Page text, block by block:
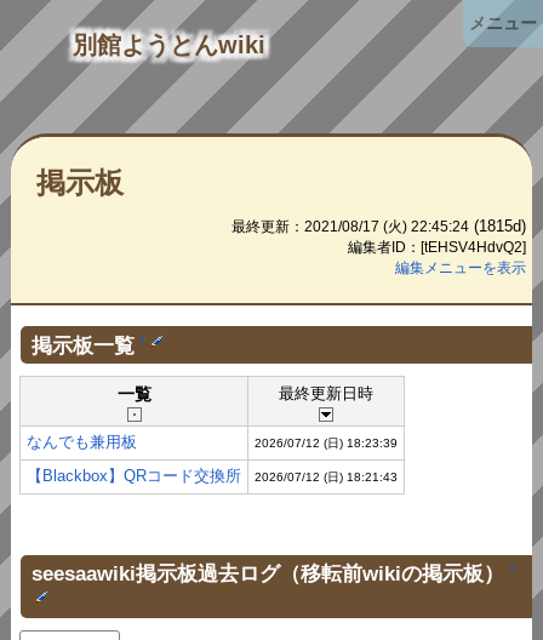
別館ようとんwiki
掲示板
最終更新：2021/08/17 (火) 22:45:24 (1815d)
編集者ID：[tEHSV4HdvQ2]
編集メニューを表示
掲示板一覧 †
一覧 最終更新日時
なんでも兼用板 2026/07/12 (日) 18:23:39
【Blackbox】QRコード交換所 2026/07/12 (日) 18:21:43
seesaawiki掲示板過去ログ（移転前wikiの掲示板） †
メニュー